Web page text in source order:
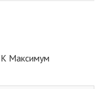
Максимум